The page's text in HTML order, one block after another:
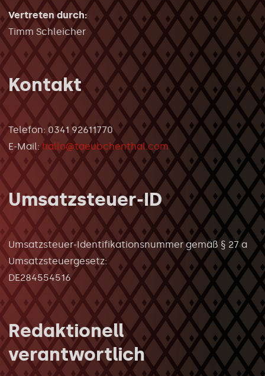
Vertreten durch:
Timm Schleicher
Kontakt
Telefon: 0341 92611770
E-Mail: hallo@taeubchenthal.com
Umsatzsteuer-ID
Umsatzsteuer-Identifikationsnummer gemäß § 27 a
Umsatzsteuergesetz:
DE284554516
Redaktionell
verantwortlich